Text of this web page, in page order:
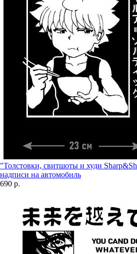
"Толстовки, свитшоты и худи
надписи на автомобиль
690 р.